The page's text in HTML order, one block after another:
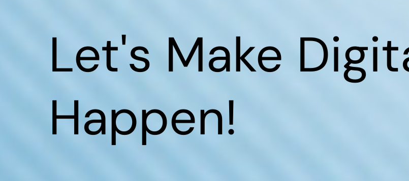
Let's Make
Happen!